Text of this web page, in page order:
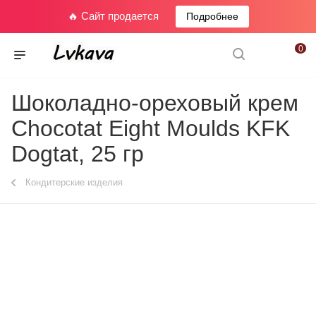
🔥 Сайт продается Подробнее
0
Шоколадно-ореховый крем
Chocotat Eight Moulds KFK
Dogtat, 25 гр
Кондитерские изделия